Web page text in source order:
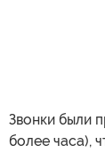
Звонки были
более часа),